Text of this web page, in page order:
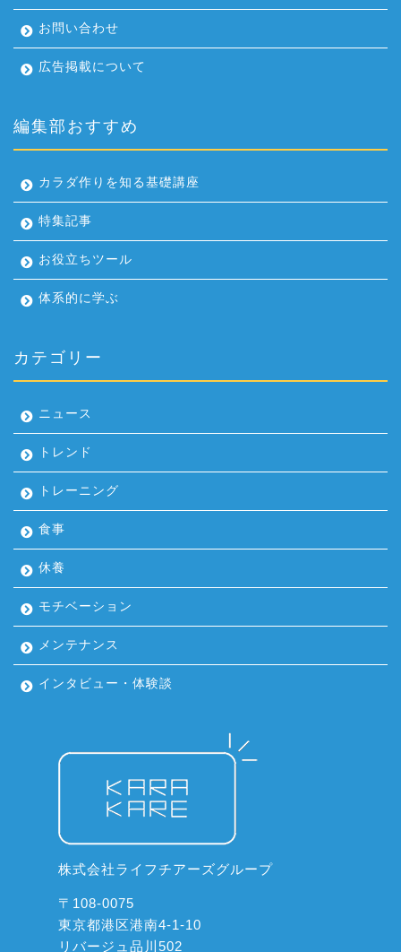
お問い合わせ
広告掲載について
編集部おすすめ
カラダ作りを知る基礎講座
特集記事
お役立ちツール
体系的に学ぶ
カテゴリー
ニュース
トレンド
トレーニング
食事
休養
モチベーション
メンテナンス
インタビュー・体験談
株式会社ライフチアーズグループ
〒108-0075
東京都港区港南4-1-10
リバージュ品川502